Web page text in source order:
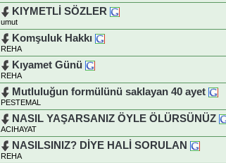
KIYMETLİ SÖZLER
umut
Komşuluk Hakkı
REHA
Kıyamet Günü
REHA
Mutluluğun formülünü saklayan 40 ayet
PESTEMAL
NASIL YAŞARSANIZ ÖYLE ÖLÜRSÜNÜZ
ACIHAYAT
NASILSINIZ? DİYE HALİ SORULAN
REHA